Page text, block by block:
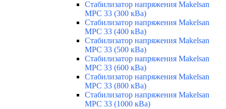
Стабилизатор напряжения Makelsan
MPC 33 (300 кВа)
Стабилизатор напряжения Makelsan
MPC 33 (400 кВа)
Стабилизатор напряжения Makelsan
MPC 33 (500 кВа)
Стабилизатор напряжения Makelsan
MPC 33 (600 кВа)
Стабилизатор напряжения Makelsan
MPC 33 (800 кВа)
Стабилизатор напряжения Makelsan
MPC 33 (1000 кВа)